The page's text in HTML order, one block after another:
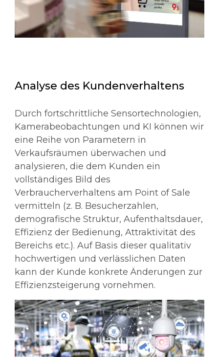
Analyse des Kundenverhaltens
Durch fortschrittliche Sensortechnologien,
Kamerabeobachtungen und KI können wir
eine Reihe von Parametern in
Verkaufsräumen überwachen und
analysieren, die dem Kunden ein
vollständiges Bild des
Verbraucherverhaltens am Point of Sale
vermitteln (z. B. Besucherzahlen,
demografische Struktur, Aufenthaltsdauer,
Effizienz der Bedienung, Attraktivität des
Bereichs etc.). Auf Basis dieser qualitativ
hochwertigen und verlässlichen Daten
kann der Kunde konkrete Änderungen zur
Effizienzsteigerung vornehmen.